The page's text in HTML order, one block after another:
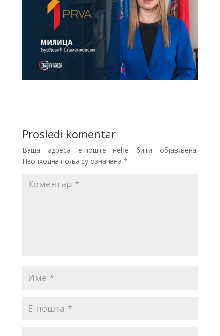
Prosledi komentar
Ваша адреса е-поште неће бити објављена.
Неопходна поља су означена *